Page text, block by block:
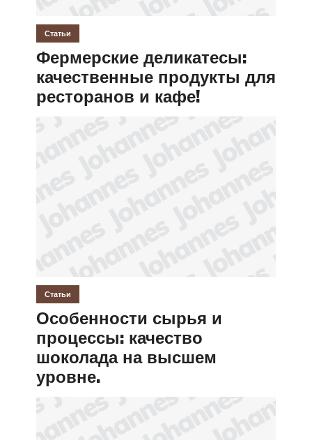
Статьи
Фермерские деликатесы:
качественные продукты для
ресторанов и кафе!
Статьи
Особенности сырья и
процессы: качество
шоколада на высшем
уровне.